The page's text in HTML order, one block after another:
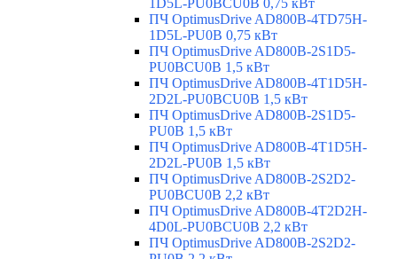
1D5L-PU0BCU0B 0,75 кВт
ПЧ OptimusDrive AD800B-4TD75H-
1D5L-PU0B 0,75 кВт
ПЧ OptimusDrive AD800B-2S1D5-
PU0BCU0B 1,5 кВт
ПЧ OptimusDrive AD800B-4T1D5H-
2D2L-PU0BCU0B 1,5 кВт
ПЧ OptimusDrive AD800B-2S1D5-
PU0B 1,5 кВт
ПЧ OptimusDrive AD800B-4T1D5H-
2D2L-PU0B 1,5 кВт
ПЧ OptimusDrive AD800B-2S2D2-
PU0BCU0B 2,2 кВт
ПЧ OptimusDrive AD800B-4T2D2H-
4D0L-PU0BCU0B 2,2 кВт
ПЧ OptimusDrive AD800B-2S2D2-